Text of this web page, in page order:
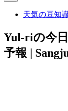
天気の豆知
Yul-riの今
予報 |